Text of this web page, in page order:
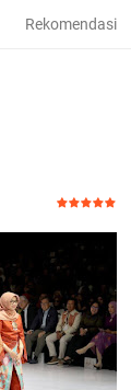
Rekomendasi